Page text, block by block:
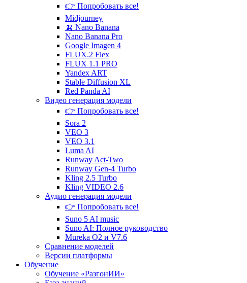
👉 Попробовать все!
Midjourney
🍌 Nano Banana
Nano Banana Pro
Google Imagen 4
FLUX.2 Flex
FLUX 1.1 PRO
Yandex ART
Stable Diffusion XL
Red Panda AI
Видео генерация модели
👉 Попробовать все!
Sora 2
VEO 3
VEO 3.1
Luma AI
Runway Act-Two
Runway Gen‑4 Turbo
Kling 2.5 Turbo
Kling VIDEO 2.6
Аудио генерация модели
👉 Попробовать все!
Suno 5 AI music
Suno AI: Полное руководство
Mureka O2 и V7.6
Сравнение моделей
Версии платформы
Обучение
Обучение «РазгонИИ»